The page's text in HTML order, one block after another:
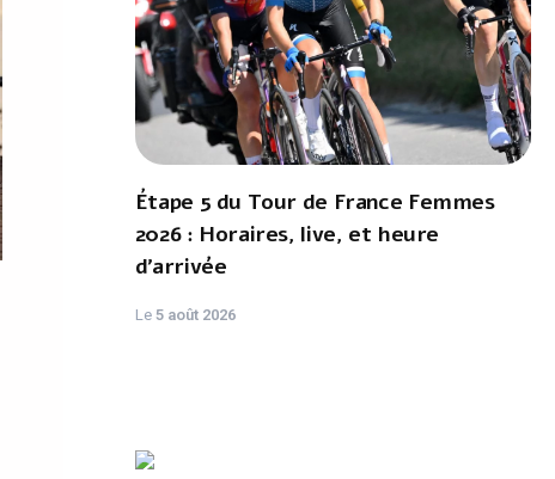
Étape 5 du Tour de France Femmes
2026 : Horaires, live, et heure
d'arrivée
Le 5 août 2026